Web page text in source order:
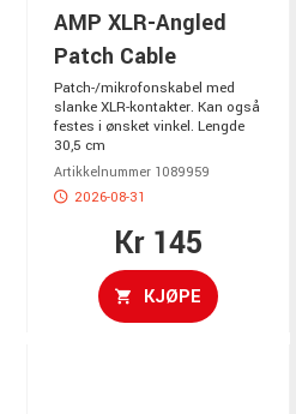
AMP XLR-Angled
Patch Cable
Patch-/mikrofonskabel med
slanke XLR-kontakter. Kan også
festes i ønsket vinkel. Lengde
30,5 cm
Artikkelnummer 1089959
2026-08-31
Kr 145
KJØPE